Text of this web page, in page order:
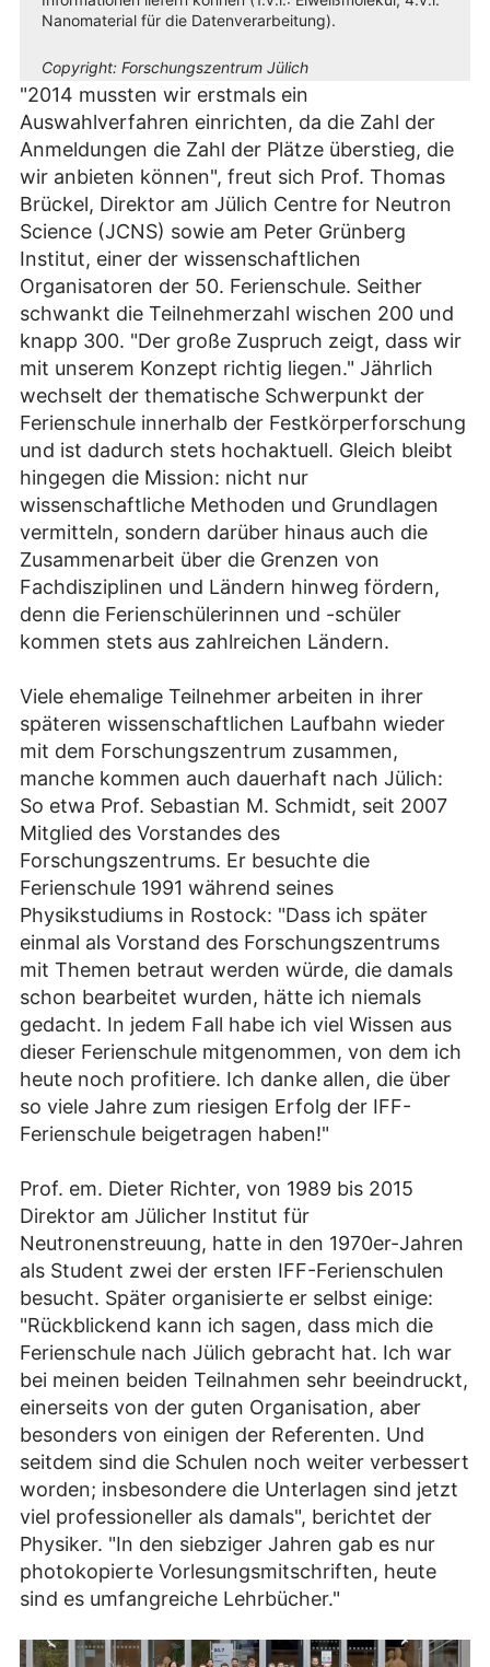
Nanomaterial für die Datenverarbeitung).
Copyright: Forschungszentrum Jülich
"2014 mussten wir erstmals ein
Auswahlverfahren einrichten, da die Zahl der
Anmeldungen die Zahl der Plätze überstieg, die
wir anbieten können", freut sich Prof. Thomas
Brückel, Direktor am Jülich Centre for Neutron
Science (JCNS) sowie am Peter Grünberg
Institut, einer der wissenschaftlichen
Organisatoren der 50. Ferienschule. Seither
schwankt die Teilnehmerzahl wischen 200 und
knapp 300. "Der große Zuspruch zeigt, dass wir
mit unserem Konzept richtig liegen." Jährlich
wechselt der thematische Schwerpunkt der
Ferienschule innerhalb der Festkörperforschung
und ist dadurch stets hochaktuell. Gleich bleibt
hingegen die Mission: nicht nur
wissenschaftliche Methoden und Grundlagen
vermitteln, sondern darüber hinaus auch die
Zusammenarbeit über die Grenzen von
Fachdisziplinen und Ländern hinweg fördern,
denn die Ferienschülerinnen und -schüler
kommen stets aus zahlreichen Ländern.
Viele ehemalige Teilnehmer arbeiten in ihrer
späteren wissenschaftlichen Laufbahn wieder
mit dem Forschungszentrum zusammen,
manche kommen auch dauerhaft nach Jülich:
So etwa Prof. Sebastian M. Schmidt, seit 2007
Mitglied des Vorstandes des
Forschungszentrums. Er besuchte die
Ferienschule 1991 während seines
Physikstudiums in Rostock: "Dass ich später
einmal als Vorstand des Forschungszentrums
mit Themen betraut werden würde, die damals
schon bearbeitet wurden, hätte ich niemals
gedacht. In jedem Fall habe ich viel Wissen aus
dieser Ferienschule mitgenommen, von dem ich
heute noch profitiere. Ich danke allen, die über
so viele Jahre zum riesigen Erfolg der IFF-
Ferienschule beigetragen haben!"
Prof. em. Dieter Richter, von 1989 bis 2015
Direktor am Jülicher Institut für
Neutronenstreuung, hatte in den 1970er-Jahren
als Student zwei der ersten IFF-Ferienschulen
besucht. Später organisierte er selbst einige:
"Rückblickend kann ich sagen, dass mich die
Ferienschule nach Jülich gebracht hat. Ich war
bei meinen beiden Teilnahmen sehr beeindruckt,
einerseits von der guten Organisation, aber
besonders von einigen der Referenten. Und
seitdem sind die Schulen noch weiter verbessert
worden; insbesondere die Unterlagen sind jetzt
viel professioneller als damals", berichtet der
Physiker. "In den siebziger Jahren gab es nur
photokopierte Vorlesungsmitschriften, heute
sind es umfangreiche Lehrbücher."